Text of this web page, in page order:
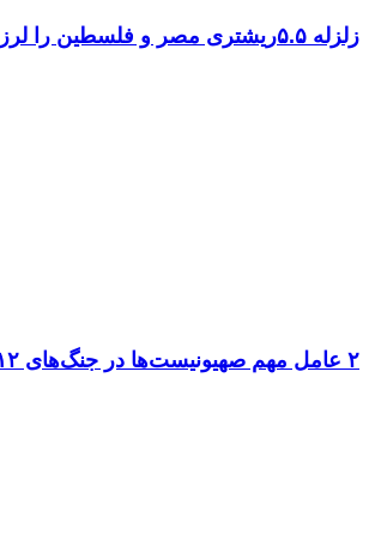
زلزله ۵.۵ریشتری مصر و فلسطین را لرزاند
۲ عامل مهم صهیونیست‌ها در جنگ‌های ۱۲ روزه و ۴۰ روزه اعدام شدند